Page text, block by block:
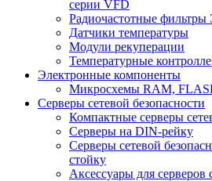
серии VFD
Радиочастотные
Датчики температуры
Модули рекуперации
Температурные
Электронные компоненты
Микросхемы RAM,
Серверы сетевой безопасности
Компактные серверы
Серверы на DIN-рейку
Серверы сетевой
стойку
Аксессуары для серверов